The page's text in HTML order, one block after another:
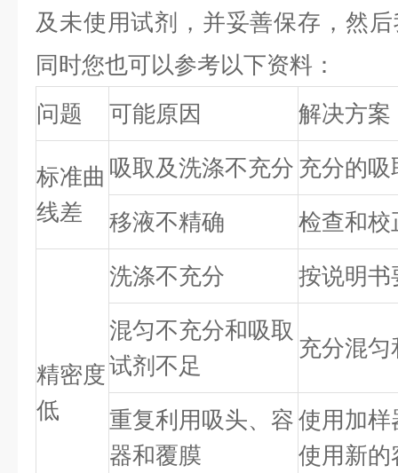
及未使用试剂，并妥善保存，然
同时您也可以参考以下资料：
问题
可能原因 解决方案
标准曲
线差
吸取及洗涤不充分 充分的
移液不精确 检查和校
精密度
低
洗涤不充分 按说明书
混匀不充分和吸取
试剂不足
充分混
重复利用吸头、容
器和覆膜
使用加样
使用新的